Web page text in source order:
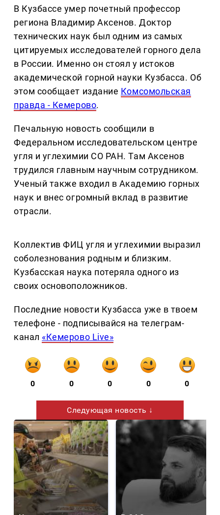
В Кузбассе умер почетный профессор
региона Владимир Аксенов. Доктор
технических наук был одним из самых
цитируемых исследователей горного дела
в России. Именно он стоял у истоков
академической горной науки Кузбасса. Об
этом сообщает издание Комсомольская
правда - Кемерово.
Печальную новость сообщили в
Федеральном исследовательском центре
угля и углехимии СО РАН. Там Аксенов
трудился главным научным сотрудником.
Ученый также входил в Академию горных
наук и внес огромный вклад в развитие
отрасли.
Коллектив ФИЦ угля и углехимии выразил
соболезнования родным и близким.
Кузбасская наука потеряла одного из
своих основоположников.
Последние новости Кузбасса уже в твоем
телефоне - подписывайся на телеграм-
канал «Кемерово Live»
0 0 0 0 0
Следующая новость ↓